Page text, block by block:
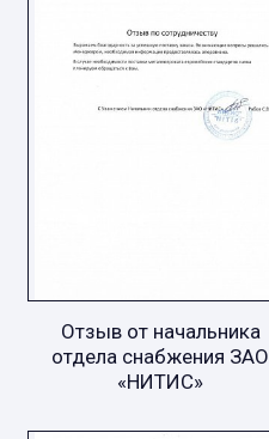
Отзыв от начальника
отдела снабжения ЗАО
«НИТИС»